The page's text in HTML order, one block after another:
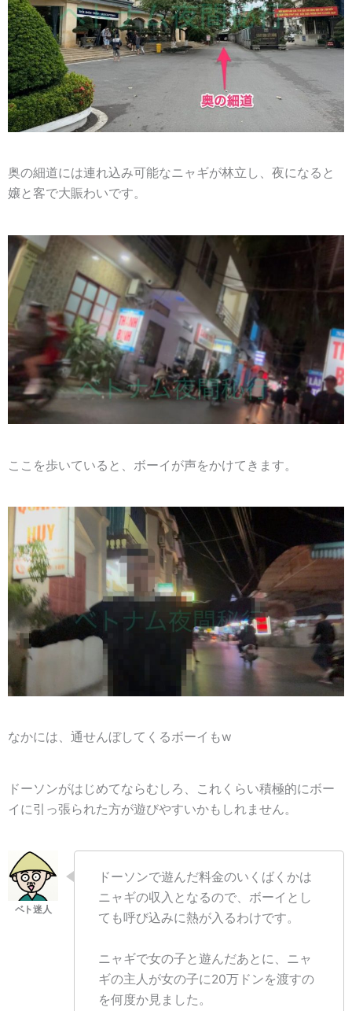
奥の細道には連れ込み可能なニャギが林立し、夜になると
嬢と客で大賑わいです。
ここを歩いていると、ボーイが声をかけてきます。
なかには、通せんぼしてくるボーイもw
ドーソンがはじめてならむしろ、これくらい積極的にボー
イに引っ張られた方が遊びやすいかもしれません。
ドーソンで遊んだ料金のいくばくかは
ニャギの収入となるので、ボーイとし
ても呼び込みに熱が入るわけです。
ニャギで女の子と遊んだあとに、ニャ
ギの主人が女の子に20万ドンを渡すの
を何度か見ました。